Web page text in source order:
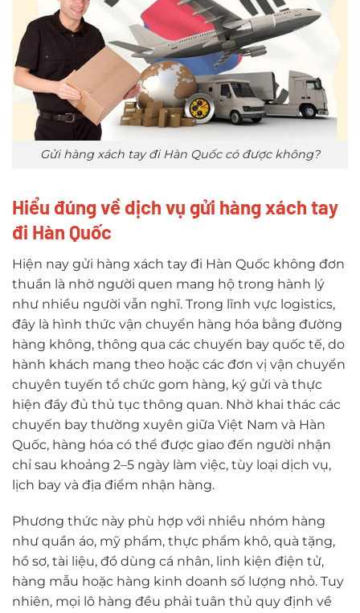
Gửi hàng xách tay đi Hàn Quốc có được không?
Hiểu đúng về dịch vụ gửi hàng xách tay
đi Hàn Quốc
Hiện nay gửi hàng xách tay đi Hàn Quốc không đơn
thuần là nhờ người quen mang hộ trong hành lý
như nhiều người vẫn nghĩ. Trong lĩnh vực logistics,
đây là hình thức vận chuyển hàng hóa bằng đường
hàng không, thông qua các chuyến bay quốc tế, do
hành khách mang theo hoặc các đơn vị vận chuyển
chuyên tuyến tổ chức gom hàng, ký gửi và thực
hiện đầy đủ thủ tục thông quan. Nhờ khai thác các
chuyến bay thường xuyên giữa Việt Nam và Hàn
Quốc, hàng hóa có thể được giao đến người nhận
chỉ sau khoảng 2–5 ngày làm việc, tùy loại dịch vụ,
lịch bay và địa điểm nhận hàng.
Phương thức này phù hợp với nhiều nhóm hàng
như quần áo, mỹ phẩm, thực phẩm khô, quà tặng,
hồ sơ, tài liệu, đồ dùng cá nhân, linh kiện điện tử,
hàng mẫu hoặc hàng kinh doanh số lượng nhỏ. Tuy
nhiên, mọi lô hàng đều phải tuân thủ quy định về